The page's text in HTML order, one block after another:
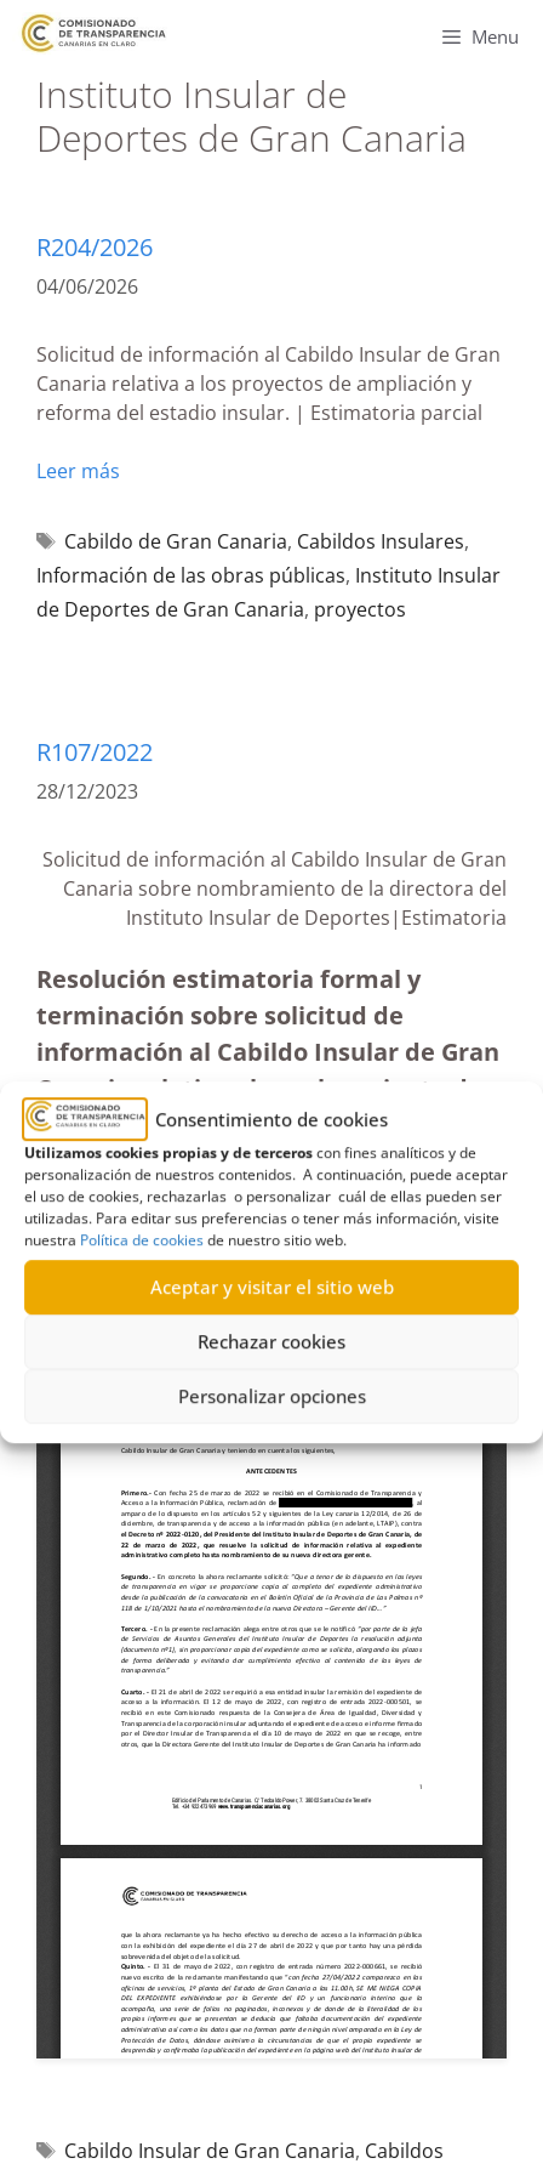
Consentimiento de cookies
Utilizamos cookies propias y de terceroscon fines analíticos y de
personalización de nuestros contenidos. A continuación, puede aceptar
el uso de cookies, rechazarlas o personalizar cuál de ellas pueden ser
utilizadas. Para editar sus preferencias o tener más información, visite
nuestra Política de cookiesde nuestro sitio web.
Aceptar y visitar el sitio web
Rechazar cookies
Personalizar opciones
Menu
Instituto Insular de
Deportes de Gran Canaria
R204/2026
04/06/2026
Solicitud de información al Cabildo Insular de Gran
Canaria relativa a los proyectos de ampliación y
reforma del estadio insular. | Estimatoria parcial
Leer más
Cabildo de Gran Canaria, Cabildos Insulares,
Información de las obras públicas, Instituto Insular
de Deportes de Gran Canaria, proyectos
R107/2022
28/12/2023
Solicitud de información al Cabildo Insular de Gran
Canaria sobre nombramiento de la directora del
Instituto Insular de Deportes|Estimatoria
Resolución estimatoria formal y
terminación sobre solicitud de
información al Cabildo Insular de Gran
Canaria relativa al nombramiento de
la directora gerente del Instituto
Insular de Deportes (26-10-2023)
Cabildo Insular de Gran Canaria, Cabildos